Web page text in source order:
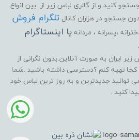
کنید و از گالری لباس زیر از بین انواع
جستجو در هزاران کانال تلگرام فروش
،پسرانه ، مردانه.یا اینستاگرام
ایران به صورت آنلاین.بدون نگرانی از
کجا تهیه کنم ؟دسترسی داشته باشید .شما
توانید جدیدترین و به روز ترین لباس خود
کنید .